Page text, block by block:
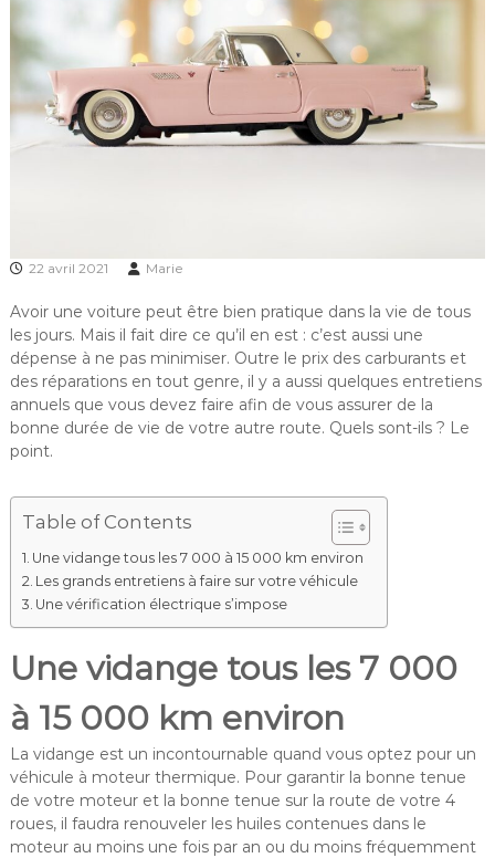
22 avril 2021 Marie
Avoir une voiture peut être bien pratique dans la vie de tous
les jours. Mais il fait dire ce qu’il en est : c’est aussi une
dépense à ne pas minimiser. Outre le prix des carburants et
des réparations en tout genre, il y a aussi quelques entretiens
annuels que vous devez faire afin de vous assurer de la
bonne durée de vie de votre autre route. Quels sont-ils ? Le
point.
Table of Contents
Une vidange tous les 7 000 à 15 000 km environ
Les grands entretiens à faire sur votre véhicule
Une vérification électrique s’impose
Une vidange tous les 7 000
à 15 000 km environ
La vidange est un incontournable quand vous optez pour un
véhicule à moteur thermique. Pour garantir la bonne tenue
de votre moteur et la bonne tenue sur la route de votre 4
roues, il faudra renouveler les huiles contenues dans le
moteur au moins une fois par an ou du moins fréquemment